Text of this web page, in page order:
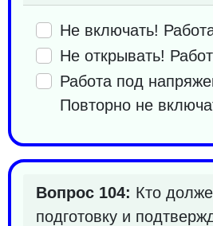
Не включать!
Не открывать!
Работа под
Повторно не
Вопрос 104: Кто
подготовку и